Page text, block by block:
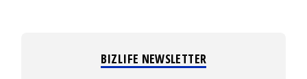
BIZLIFE NEWSLETTER